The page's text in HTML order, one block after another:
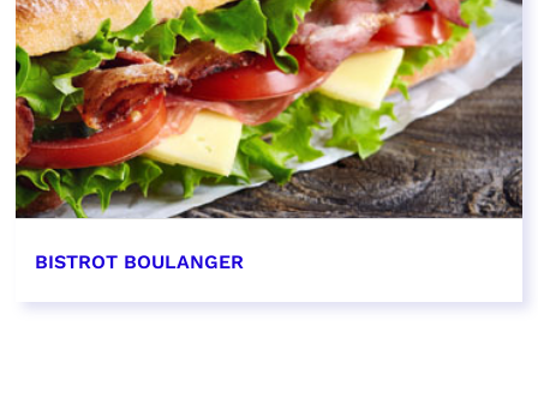
BISTROT BOULANGER